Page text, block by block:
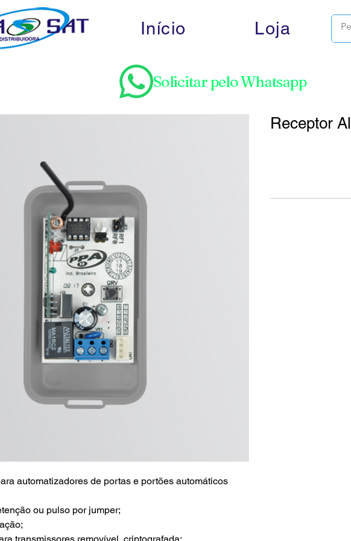
Início Loja
Solicitar pelo Whatsapp
automatizadores de portas e portões automáticos
ou pulso por jumper;
Receptor